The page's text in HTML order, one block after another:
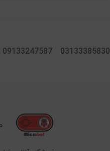
03133385830
09133247587